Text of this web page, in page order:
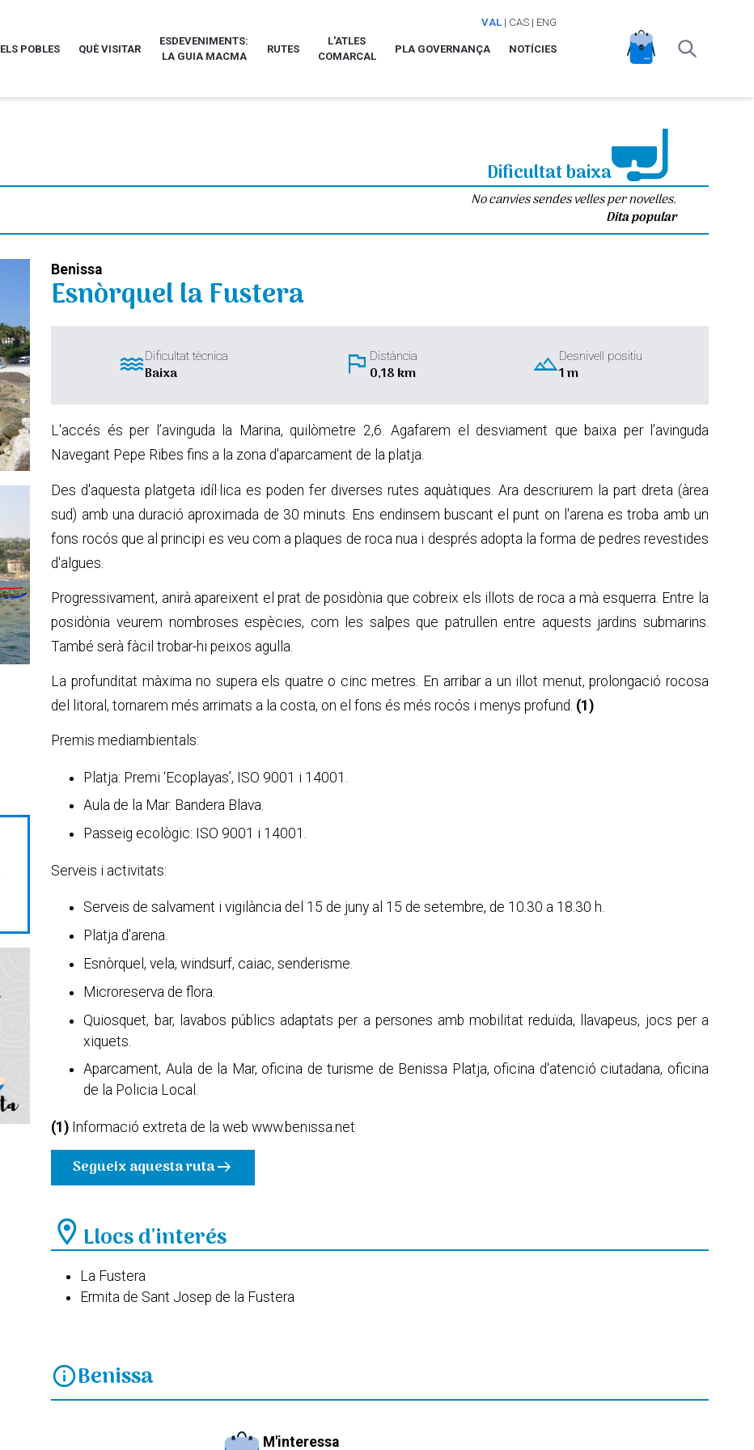
VAL| CAS| ENG
ELS POBLES QUÈ VISITAR
ESDEVENIMENTS:
LA GUIA MACMA
RUTES
L'ATLES
COMARCAL
PLA GOVERNANÇA NOTÍCIES
Dificultat baixa
No canvies sendes velles per novelles.
Dita popular
Benissa
Esnòrquel la Fustera
waterDificultat tècnica
Baixa flag Distància
0,18 km landscapeDesnivell positiu
1 m
L'accés és per l’avinguda la Marina, quilòmetre 2,6. Agafarem el desviament que baixa per l’avinguda
Navegant Pepe Ribes fins a la zona d'aparcament de la platja.
Des d'aquesta platgeta idíl·lica es poden fer diverses rutes aquàtiques. Ara descriurem la part dreta (àrea
sud) amb una duració aproximada de 30 minuts. Ens endinsem buscant el punt on l'arena es troba amb un
fons rocós que al principi es veu com a plaques de roca nua i després adopta la forma de pedres revestides
d'algues.
Progressivament, anirà apareixent el prat de posidònia que cobreix els illots de roca a mà esquerra. Entre la
posidònia veurem nombroses espècies, com les salpes que patrullen entre aquests jardins submarins.
També serà fàcil trobar-hi peixos agulla.
La profunditat màxima no supera els quatre o cinc metres. En arribar a un illot menut, prolongació rocosa
del litoral, tornarem més arrimats a la costa, on el fons és més rocós i menys profund. (1)
Premis mediambientals:
Platja: Premi ‘Ecoplayas’, ISO 9001 i 14001.
Aula de la Mar: Bandera Blava.
Passeig ecològic: ISO 9001 i 14001.
Serveis i activitats:
Serveis de salvament i vigilància del 15 de juny al 15 de setembre, de 10.30 a 18.30 h.
Platja d'arena.
Esnòrquel, vela, windsurf, caiac, senderisme.
Microreserva de flora.
Quiosquet, bar, lavabos públics adaptats per a persones amb mobilitat reduïda, llavapeus, jocs per a
xiquets.
Aparcament, Aula de la Mar, oficina de turisme de Benissa Platja, oficina d'atenció ciutadana, oficina
de la Policia Local.
(1) Informació extreta de la web www.benissa.net
Segueix aquesta rutaarrow_right_alt
location_on Llocs d'interés
La Fustera
Ermita de Sant Josep de la Fustera
infoBenissa
M'interessa